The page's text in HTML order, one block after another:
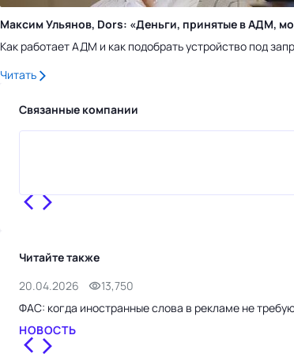
Максим Ульянов, Dors: «Деньги, принятые в АДМ,
Как работает АДМ и как подобрать устройство под
Читать
Связанные компании
Читайте также
20.04.2026
13,750
ФАС: когда иностранные слова в рекламе не
НОВОСТЬ